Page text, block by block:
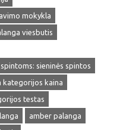
mokykla
viesbutis
sieninės spintos
kategorijos kaina
testas
amber palanga